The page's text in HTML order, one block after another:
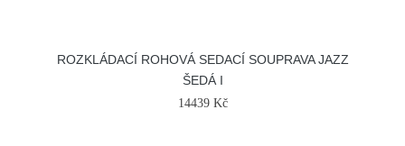
ROZKLÁDACÍ ROHOVÁ SEDACÍ SOUPRAVA JAZZ
ŠEDÁ I
14439 Kč